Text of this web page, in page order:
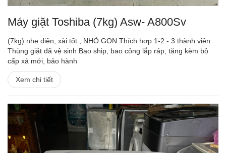
Máy giặt Toshiba (7kg) Asw- A800Sv
(7kg) nhẹ điện, xài tốt , NHỎ GỌN Thích hợp 1-2 - 3 thành viên
Thùng giặt đã vệ sinh Bao ship, bao công lắp ráp, tặng kèm bộ
cấp xả mới, bảo hành
Xem chi tiết